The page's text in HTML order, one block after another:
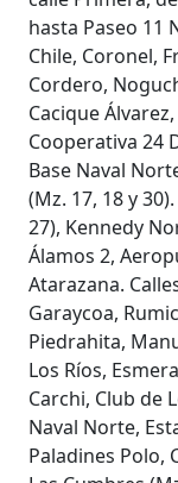
hasta Paseo 11
Chile, Coronel,
Cordero,
Cacique
Cooperativa 24
Base Naval
(Mz. 17, 18 y
27), Kennedy
Álamos 2,
Atarazana.
Garaycoa,
Piedrahita,
Los Ríos,
Carchi, Club de
Naval Norte,
Paladines Polo,